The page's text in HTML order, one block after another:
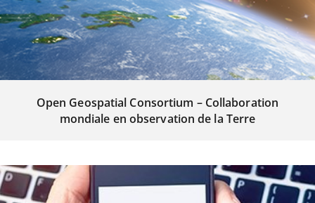
Open Geospatial Consortium – Collaboration
mondiale en observation de la Terre